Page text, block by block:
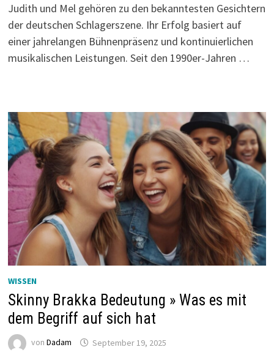
Judith und Mel gehören zu den bekanntesten Gesichtern
der deutschen Schlagerszene. Ihr Erfolg basiert auf
einer jahrelangen Bühnenpräsenz und kontinuierlichen
musikalischen Leistungen. Seit den 1990er-Jahren …
WISSEN
Skinny Brakka Bedeutung » Was es mit
dem Begriff auf sich hat
von Dadam September 19, 2025